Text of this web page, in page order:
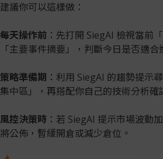
建議你可以這樣做：
每天操作前 ：先打開 SiegAI 檢視當前
「主要事件摘要」，判斷今日是否適合
策略準備期 ：利用 SiegAI 的趨勢提示
集中區」，再搭配你自己的技術分析確
風控決策時 ：若 SiegAI 提示市場波動
將公佈，暫緩開倉或減少倉位。